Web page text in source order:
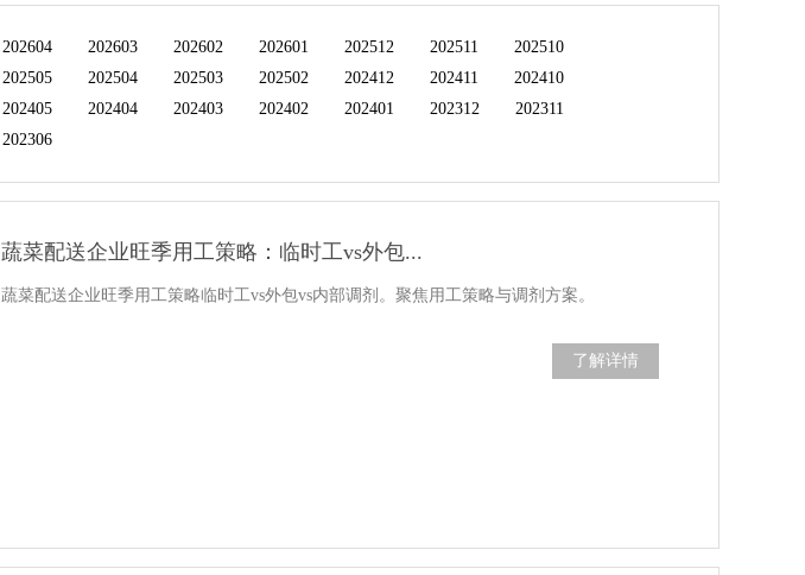
202604 202603 202602 202601 202512 202511
202510
202505 202504 202503 202502 202412 202411
202410
202405 202404 202403 202402 202401 202312
202311
202306
蔬菜配送企业旺季用工策略：临时工vs外包...
蔬菜配送企业旺季用工策略临时工vs外包vs内部调剂。聚焦用工策略与调剂方案。
了解详情